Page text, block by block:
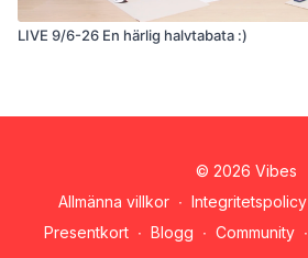
LIVE 9/6-26 En härlig halvtabata :)
© 2026 Vibes
Allmänna villkor ∙ Integritetspolicy
Presentkort ∙ Blogg ∙ Community ∙